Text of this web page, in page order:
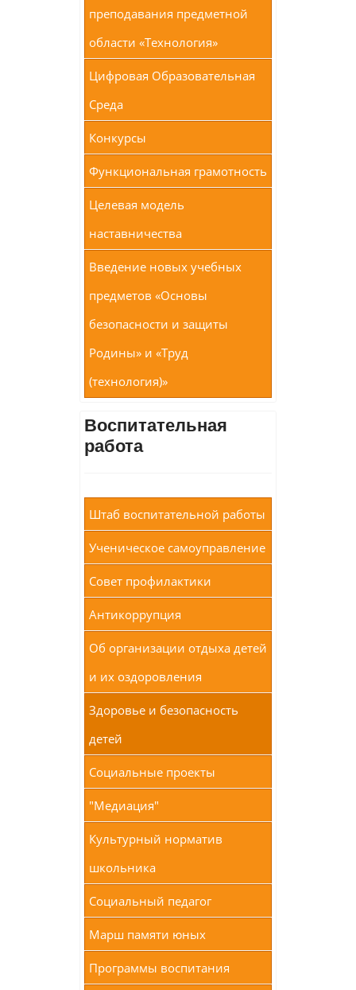
преподавания предметной
области «Технология»
Цифровая Образовательная
Среда
Конкурсы
Функциональная грамотность
Целевая модель
наставничества
Введение новых учебных
предметов «Основы
безопасности и защиты
Родины» и «Труд
(технология)»
Воспитательная
работа
Штаб воспитательной работы
Ученическое самоуправление
Совет профилактики
Антикоррупция
Об организации отдыха детей
и их оздоровления
Здоровье и безопасность
детей
Социальные проекты
"Медиация"
Культурный норматив
школьника
Социальный педагог
Марш памяти юных
Программы воспитания